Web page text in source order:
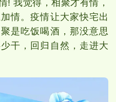
我觉得，相聚才有情，
情。疫情让大家快宅出
是吃饭喝酒，那没意思
干，回归自然，走进大